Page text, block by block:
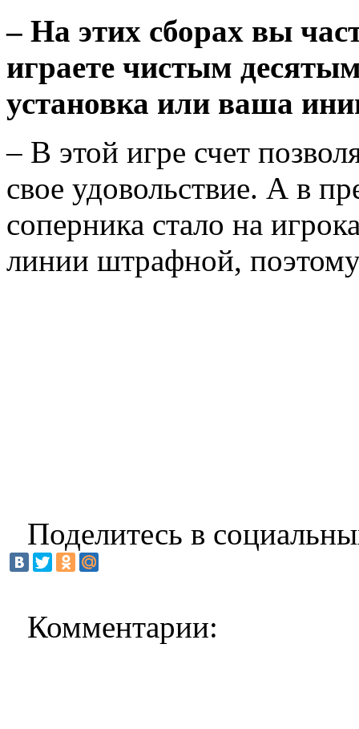
– На этих сборах вы
играете чистым
установка или ваша
– В этой игре счет
свое удовольствие. А в
соперника стало на
линии штрафной,
Поделитесь в
Комментарии: